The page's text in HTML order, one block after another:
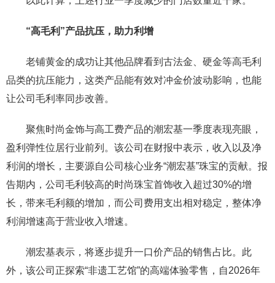
“高毛利”产品抗压，助力利增
老铺黄金的成功让其他品牌看到古法金、硬金等高毛利
品类的抗压能力，这类产品能有效对冲金价波动影响，也能
让公司毛利率同步改善。
聚焦时尚金饰与高工费产品的潮宏基一季度表现亮眼，
盈利弹性位居行业前列。该公司在财报中表示，收入以及净
利润的增长，主要源自公司核心业务“潮宏基”珠宝的贡献。报
告期内，公司毛利较高的时尚珠宝首饰收入超过30%的增
长，带来毛利额的增加，而公司费用支出相对稳定，整体净
利润增速高于营业收入增速。
潮宏基表示，将逐步提升一口价产品的销售占比。此
外，该公司正探索“非遗工艺馆”的高端体验零售，自2026年